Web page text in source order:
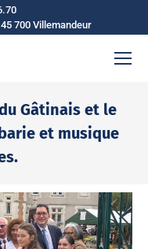
700 Villemandeur
Gâtinais et le
et musique